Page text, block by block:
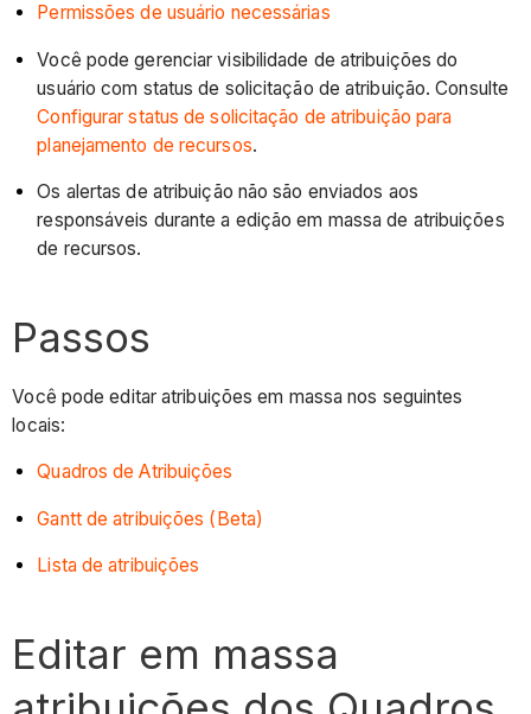
Permissões de usuário necessárias
Você pode gerenciar visibilidade de atribuições do
usuário com status de solicitação de atribuição. Consulte
Configurar status de solicitação de atribuição para
planejamento de recursos.
Os alertas de atribuição não são enviados aos
responsáveis durante a edição em massa de atribuições
de recursos.
Passos
Você pode editar atribuições em massa nos seguintes
locais:
Quadros de Atribuições
Gantt de atribuições (Beta)
Lista de atribuições
Editar em massa